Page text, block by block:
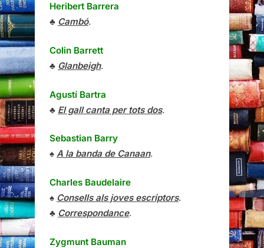
Heribert Barrera
♣ Cambó.
Colin Barrett
♣ Glanbeigh.
Agustí Bartra
♣ El gall canta per tots dos.
Sebastian Barry
♠ A la banda de Canaan.
Charles Baudelaire
♠ Consells als joves escriptors.
♣ Correspondance.
Zygmunt Bauman